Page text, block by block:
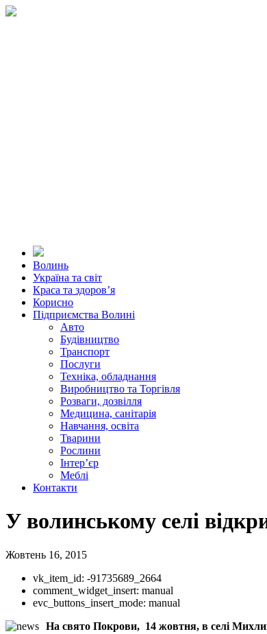
Волинь
Україна та світ
Краса та здоров’я
Корисно
Підприємства Волині
Авто
Будівництво
Транспорт
Послуги
Техніка, обладнання
Виробництво та Торгівля
Розваги, дозвілля
Медицина, санітарія
Навчання, освіта
Тварини
Рослини
Інтер’єр
Меблі
Контакти
У волинському селі
Жовтень 16, 2015
vk_item_id: -91735689_2664
comment_widget_insert: manual
evc_buttons_insert_mode: manual
На свято Покрови, 14 жовтня, в селі